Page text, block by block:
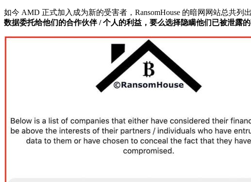
如今 AMD 正式加入成为新的受害者，RansomHouse 的暗网网站总共列
数据委托给他们的合作伙伴 / 个人的利益，要么选择隐瞒他们已被泄露